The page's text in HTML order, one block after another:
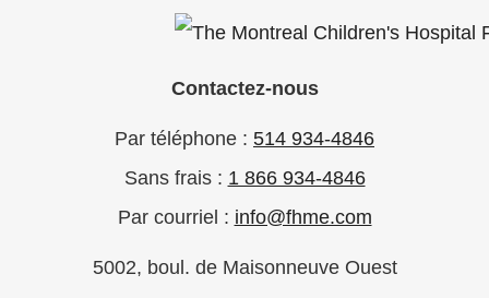
Contactez-nous
Par téléphone : 514 934-4846
Sans frais : 1 866 934-4846
Par courriel : info@fhme.com
5002, boul. de Maisonneuve Ouest